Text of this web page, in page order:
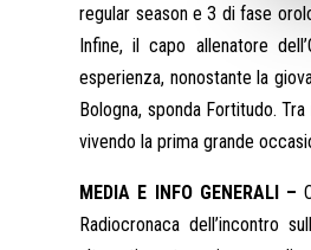
regular season e 3 di fase
Infine, il capo allenatore
esperienza, nonostante la
Bologna, sponda Fortitudo.
vivendo la prima grande
MEDIA E INFO GENERALI –
Radiocronaca dell’incontro